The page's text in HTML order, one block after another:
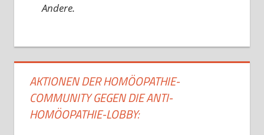
Andere.
AKTIONEN DER HOMÖOPATHIE-
COMMUNITY GEGEN DIE ANTI-
HOMÖOPATHIE-LOBBY: